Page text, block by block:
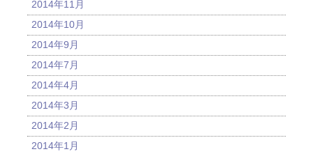
2014年11月
2014年10月
2014年9月
2014年7月
2014年4月
2014年3月
2014年2月
2014年1月